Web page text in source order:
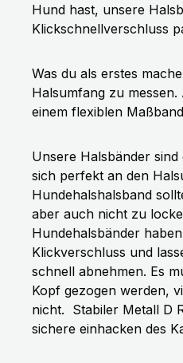
Hund hast, unsere
Klickschnellverschluss
Was du als erstes
Halsumfang zu
einem flexiblen
Unsere Halsbänder
sich perfekt an den
Hundehalshalsband
aber auch nicht zu
Hundehalsbänder
Klickverschluss und
schnell abnehmen. Es
Kopf gezogen werden,
nicht. Stabiler Metall D
sichere einhacken des